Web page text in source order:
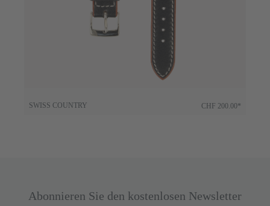
SWISS COUNTRY CHF 200.00*
Abonnieren Sie den kostenlosen Newsletter